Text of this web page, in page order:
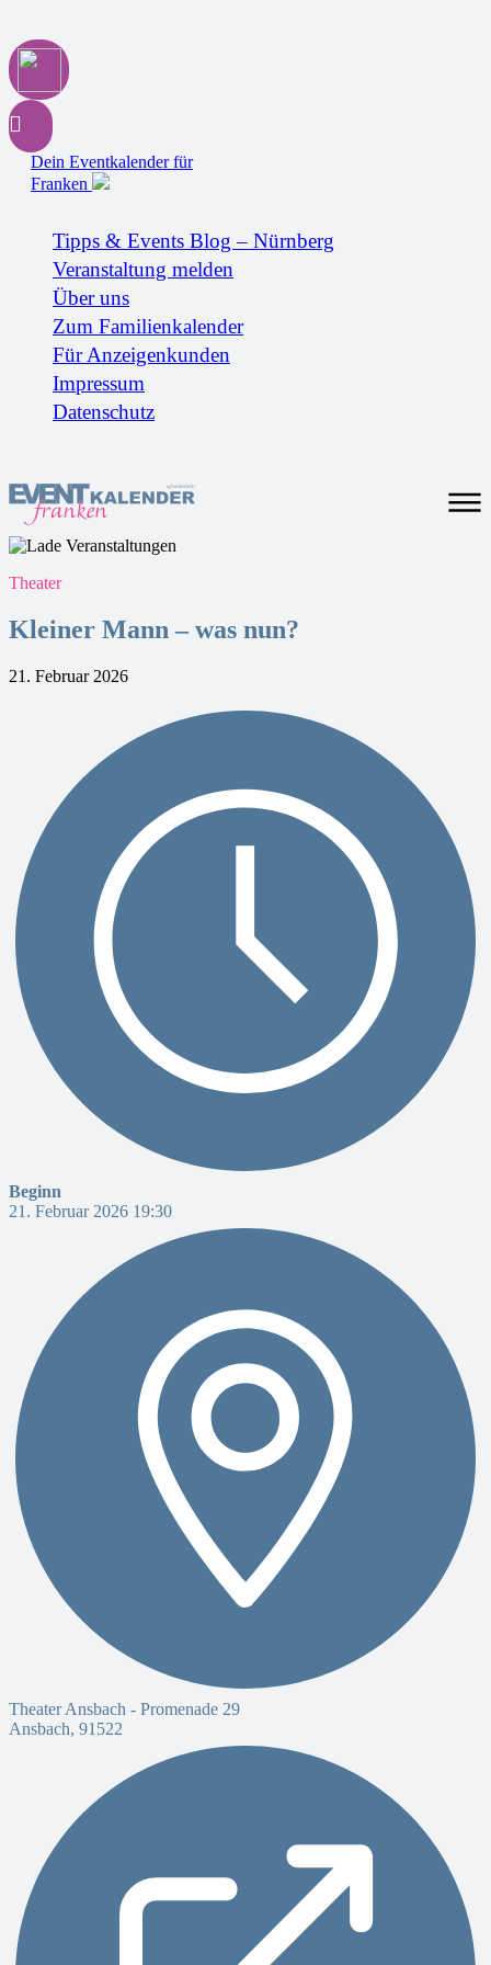
Dein Eventkalender für
Franken
Tipps & Events Blog – Nürnberg
Veranstaltung melden
Über uns
Zum Familienkalender
Für Anzeigenkunden
Impressum
Datenschutz
Theater
Kleiner Mann – was nun?
21. Februar 2026
Beginn
21. Februar 2026 19:30
Theater Ansbach - Promenade 29
Ansbach, 91522